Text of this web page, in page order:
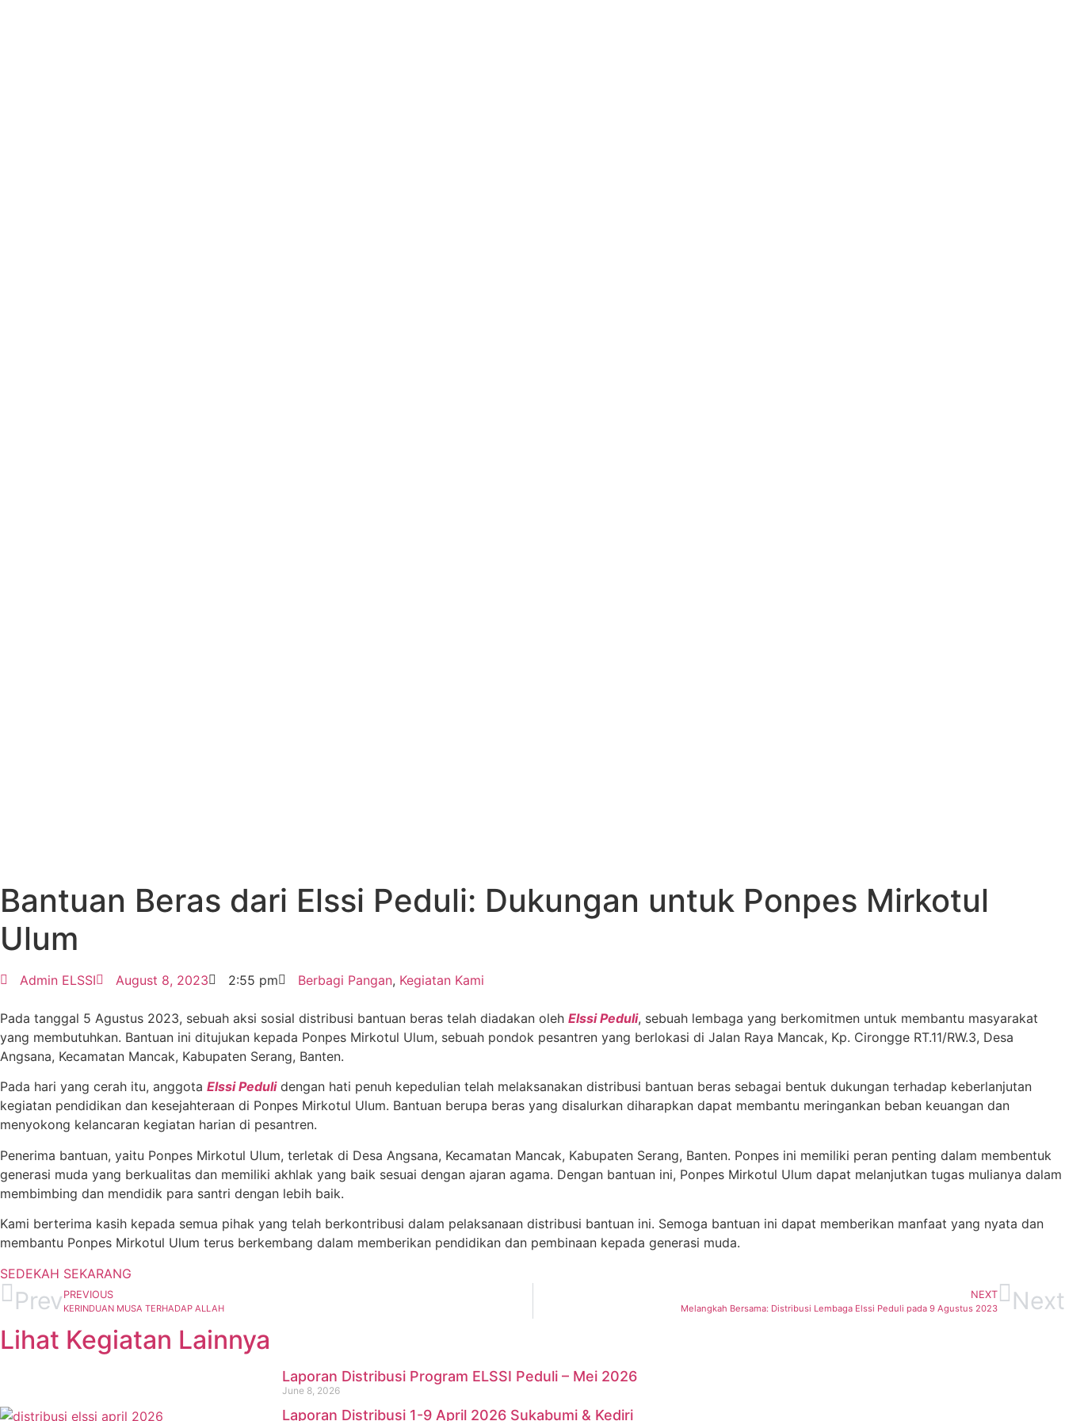
Bantuan Beras dari Elssi Peduli: Dukungan untuk Ponpes Mirkotul
Ulum
Admin ELSSI August 8, 2023 2:55 pm Berbagi Pangan, Kegiatan Kami
Pada tanggal 5 Agustus 2023, sebuah aksi sosial distribusi bantuan beras telah diadakan oleh Elssi Peduli, sebuah lembaga yang berkomitmen untuk membantu masyarakat
yang membutuhkan. Bantuan ini ditujukan kepada Ponpes Mirkotul Ulum, sebuah pondok pesantren yang berlokasi di Jalan Raya Mancak, Kp. Cirongge RT.11/RW.3, Desa
Angsana, Kecamatan Mancak, Kabupaten Serang, Banten.
Pada hari yang cerah itu, anggota Elssi Pedulidengan hati penuh kepedulian telah melaksanakan distribusi bantuan beras sebagai bentuk dukungan terhadap keberlanjutan
kegiatan pendidikan dan kesejahteraan di Ponpes Mirkotul Ulum. Bantuan berupa beras yang disalurkan diharapkan dapat membantu meringankan beban keuangan dan
menyokong kelancaran kegiatan harian di pesantren.
Penerima bantuan, yaitu Ponpes Mirkotul Ulum, terletak di Desa Angsana, Kecamatan Mancak, Kabupaten Serang, Banten. Ponpes ini memiliki peran penting dalam membentuk
generasi muda yang berkualitas dan memiliki akhlak yang baik sesuai dengan ajaran agama. Dengan bantuan ini, Ponpes Mirkotul Ulum dapat melanjutkan tugas mulianya dalam
membimbing dan mendidik para santri dengan lebih baik.
Kami berterima kasih kepada semua pihak yang telah berkontribusi dalam pelaksanaan distribusi bantuan ini. Semoga bantuan ini dapat memberikan manfaat yang nyata dan
membantu Ponpes Mirkotul Ulum terus berkembang dalam memberikan pendidikan dan pembinaan kepada generasi muda.
SEDEKAH SEKARANG
Prev PREVIOUS
KERINDUAN MUSA TERHADAP ALLAH
NEXT
Melangkah Bersama: Distribusi Lembaga Elssi Peduli pada 9 Agustus 2023 Next
Lihat Kegiatan Lainnya
Laporan Distribusi Program ELSSI Peduli – Mei 2026
June 8, 2026
Laporan Distribusi 1-9 April 2026 Sukabumi & Kediri